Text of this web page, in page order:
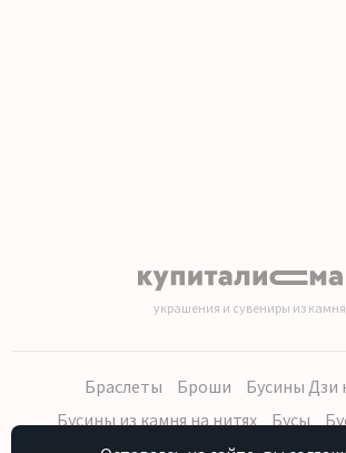
украшения и сувениры из камня
Браслеты Броши
Бусины Дзи
Бусины из камня на нитях
Бусы